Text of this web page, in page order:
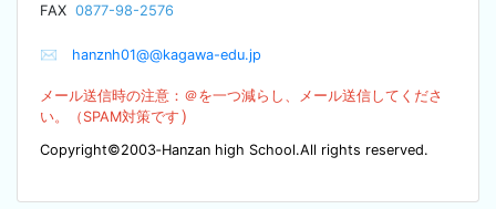
FAX 0877-98-2576
✉ hanznh01@@kagawa-edu.jp
メール送信時の注意：＠を一つ減らし、メール送信してくださ
い。（SPAM対策です ）
Copyright©2003‐Hanzan high School.All rights reserved.